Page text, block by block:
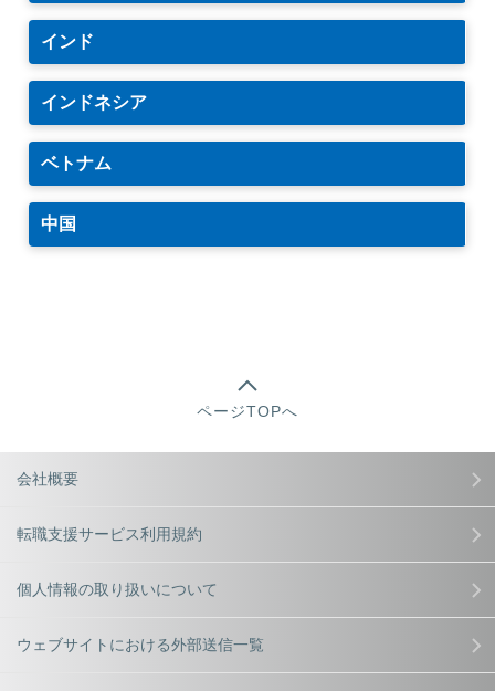
インド
インドネシア
ベトナム
中国
ページTOPへ
会社概要
転職支援サービス利用規約
個人情報の取り扱いについて
ウェブサイトにおける外部送信一覧